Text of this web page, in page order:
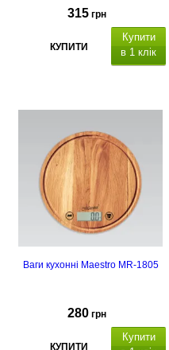
315 грн
КУПИТИ
Купити
в 1 клік
Ваги кухонні Maestro MR-1805
280 грн
КУПИТИ
Купити